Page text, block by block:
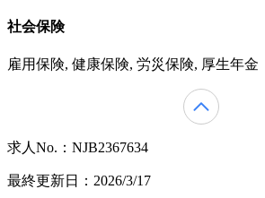
社会保険
雇用保険, 健康保険, 労災保険, 厚生年金
求人No.：NJB2367634
最終更新日：2026/3/17